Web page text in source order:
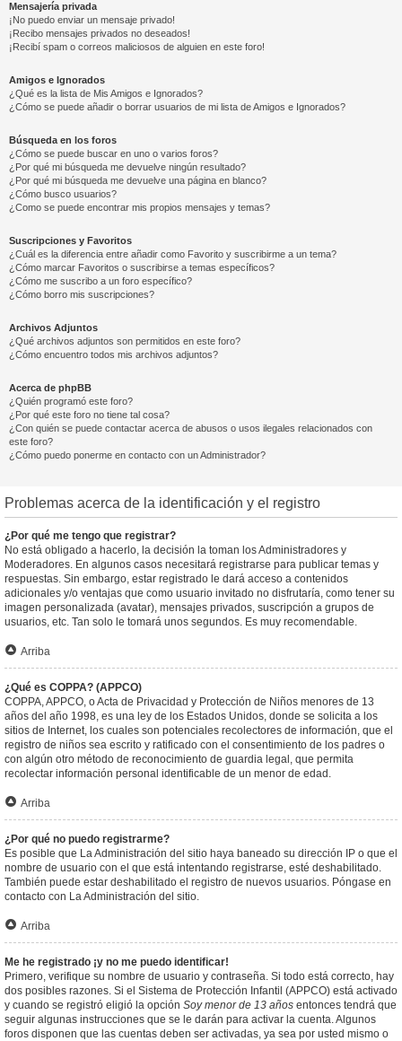
Mensajería privada
¡No puedo enviar un mensaje privado!
¡Recibo mensajes privados no deseados!
¡Recibí spam o correos maliciosos de alguien en este foro!
Amigos e Ignorados
¿Qué es la lista de Mis Amigos e Ignorados?
¿Cómo se puede añadir o borrar usuarios de mi lista de Amigos e Ignorados?
Búsqueda en los foros
¿Cómo se puede buscar en uno o varios foros?
¿Por qué mi búsqueda me devuelve ningún resultado?
¿Por qué mi búsqueda me devuelve una página en blanco?
¿Cómo busco usuarios?
¿Como se puede encontrar mis propios mensajes y temas?
Suscripciones y Favoritos
¿Cuál es la diferencia entre añadir como Favorito y suscribirme a un tema?
¿Cómo marcar Favoritos o suscribirse a temas específicos?
¿Cómo me suscribo a un foro específico?
¿Cómo borro mis suscripciones?
Archivos Adjuntos
¿Qué archivos adjuntos son permitidos en este foro?
¿Cómo encuentro todos mis archivos adjuntos?
Acerca de phpBB
¿Quién programó este foro?
¿Por qué este foro no tiene tal cosa?
¿Con quién se puede contactar acerca de abusos o usos ilegales relacionados con
este foro?
¿Cómo puedo ponerme en contacto con un Administrador?
Problemas acerca de la identificación y el registro
¿Por qué me tengo que registrar?
No está obligado a hacerlo, la decisión la toman los Administradores y
Moderadores. En algunos casos necesitará registrarse para publicar temas y
respuestas. Sin embargo, estar registrado le dará acceso a contenidos
adicionales y/o ventajas que como usuario invitado no disfrutaría, como tener su
imagen personalizada (avatar), mensajes privados, suscripción a grupos de
usuarios, etc. Tan solo le tomará unos segundos. Es muy recomendable.
Arriba
¿Qué es COPPA? (APPCO)
COPPA, APPCO, o Acta de Privacidad y Protección de Niños menores de 13
años del año 1998, es una ley de los Estados Unidos, donde se solicita a los
sitios de Internet, los cuales son potenciales recolectores de información, que el
registro de niños sea escrito y ratificado con el consentimiento de los padres o
con algún otro método de reconocimiento de guardia legal, que permita
recolectar información personal identificable de un menor de edad.
Arriba
¿Por qué no puedo registrarme?
Es posible que La Administración del sitio haya baneado su dirección IP o que el
nombre de usuario con el que está intentando registrarse, esté deshabilitado.
También puede estar deshabilitado el registro de nuevos usuarios. Póngase en
contacto con La Administración del sitio.
Arriba
Me he registrado ¡y no me puedo identificar!
Primero, verifique su nombre de usuario y contraseña. Si todo está correcto, hay
dos posibles razones. Si el Sistema de Protección Infantil (APPCO) está activado
y cuando se registró eligió la opción Soy menor de 13 años entonces tendrá que
seguir algunas instrucciones que se le darán para activar la cuenta. Algunos
foros disponen que las cuentas deben ser activadas, ya sea por usted mismo o